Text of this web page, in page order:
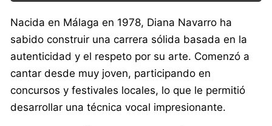
Nacida en Málaga en 1978, Diana Navarro ha
sabido construir una carrera sólida basada en la
autenticidad y el respeto por su arte. Comenzó a
cantar desde muy joven, participando en
concursos y festivales locales, lo que le permitió
desarrollar una técnica vocal impresionante.